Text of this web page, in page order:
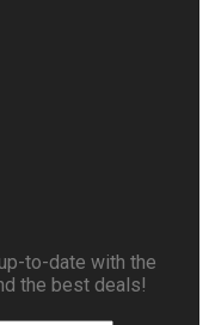
to-date with the
the best deals!